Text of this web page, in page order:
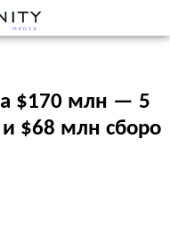
$170 млн — 5
и $68 млн сборо